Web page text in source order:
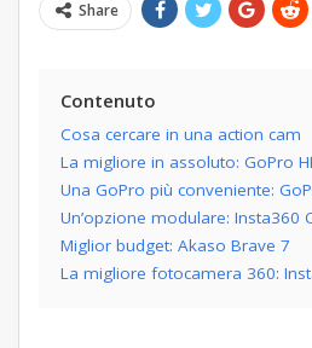
Share
Contenuto
Cosa cercare in una action cam
La migliore in assoluto: GoPro
Una GoPro più conveniente:
Un’opzione modulare: Insta360
Miglior budget: Akaso Brave 7
La migliore fotocamera 360: